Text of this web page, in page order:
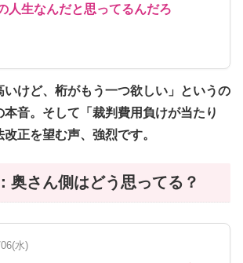
人生なんだと思ってるんだろ
けど、桁がもう一つ欲しい」というの
音。そして「裁判費用負けが当たり
正を望む声、強烈です。
奥さん側はどう思ってる？
水)